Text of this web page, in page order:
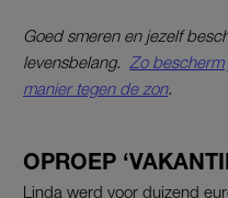
Goed smeren en jezelf
levensbelang.
Zo
manier tegen de zon.
OPROEP
Linda werd voor duizend